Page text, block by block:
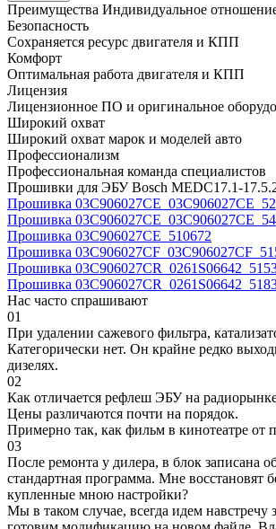
Преимущества Индивидуальное
Безопасность
Сохраняется ресурс двигателя и КПП
Комфорт
Оптимальная работа двигателя и КПП
Лицензия
Лицензионное ПО и оригинальное
Широкий охват
Широкий охват марок и моделей авто
Профессионализм
Профессиональная команда специалистов
Прошивки для ЭБУ Bosch MEDC17.1-
Прошивка
Прошивка
Прошивка 03C906027CE_510672
Прошивка
Прошивка
Прошивка
Нас часто спрашивают
01
При удалении сажевого фильтра,
Категорически нет. Он крайне редко
дизелях.
02
Как отличается рефлеш ЭБУ на
Цены различаются почти на порядок.
Примерно так, как фильм в кинотеатре от
03
После ремонта у дилера, в блок записана
стандартная программа. Мне восстановят
купленные мною настройки?
Мы в таком случае, всегда идем навстречу